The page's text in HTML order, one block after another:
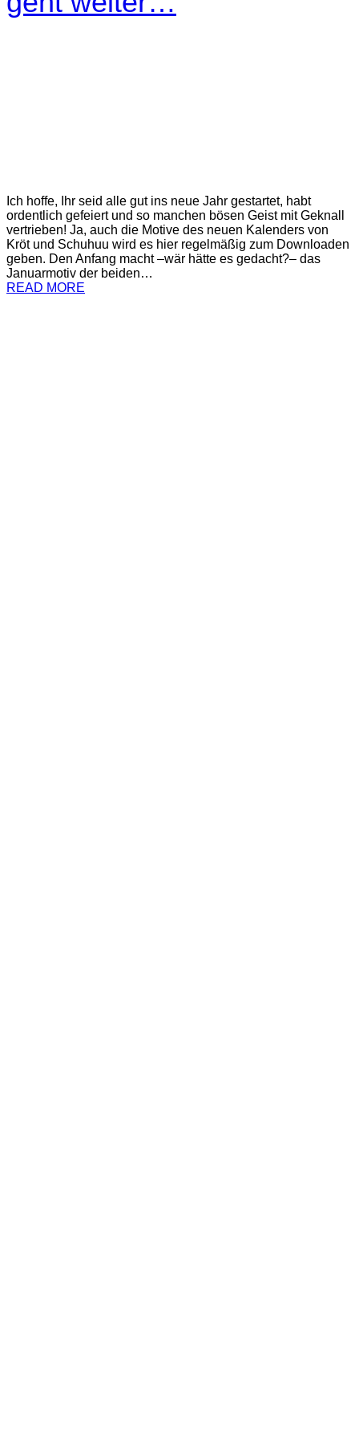
Ich hoffe, Ihr seid alle gut ins neue Jahr gestartet, habt
ordentlich gefeiert und so manchen bösen Geist mit Geknall
vertrieben! Ja, auch die Motive des neuen Kalenders von
Kröt und Schuhuu wird es hier regelmäßig zum Downloaden
geben. Den Anfang macht –wär hätte es gedacht?– das
Januarmotiv der beiden…
READ MORE